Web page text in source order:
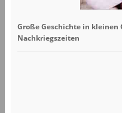
Große Geschichte in kleinen
Nachkriegszeiten